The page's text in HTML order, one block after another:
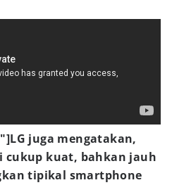
juga mengatakan,
cukup kuat, bahkan jauh
tipikal smartphone